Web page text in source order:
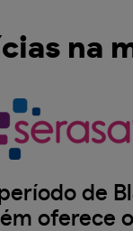
na
de
oferece